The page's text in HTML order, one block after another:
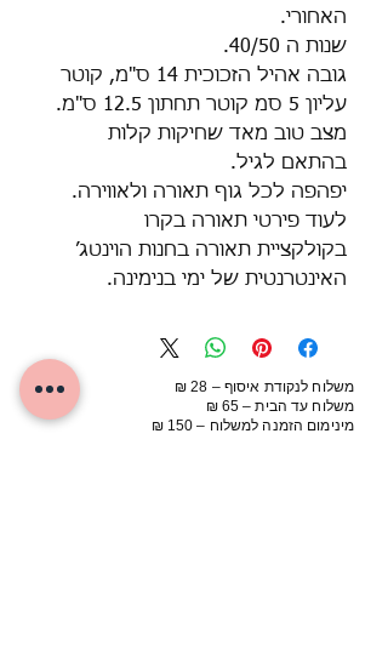
האחורי.
שנות ה 40/50.
גובה אהיל הזכוכית 14 ס"מ, קוטר
עליון 5 סמ קוטר תחתון 12.5 ס"מ.
מצב טוב מאד שחיקות קלות
בהתאם לגיל.
יפהפה לכל גוף תאורה ולאווירה.
לעוד פירטי תאורה בקרו
בקולקציית תאורה בחנות הוינטג׳
האינטרנטית של ימי בנימינה.
משלוח לנקודת איסוף – 28 ₪
משלוח עד הבית – 65 ₪
מינימום הזמנה למשלוח – 150 ₪